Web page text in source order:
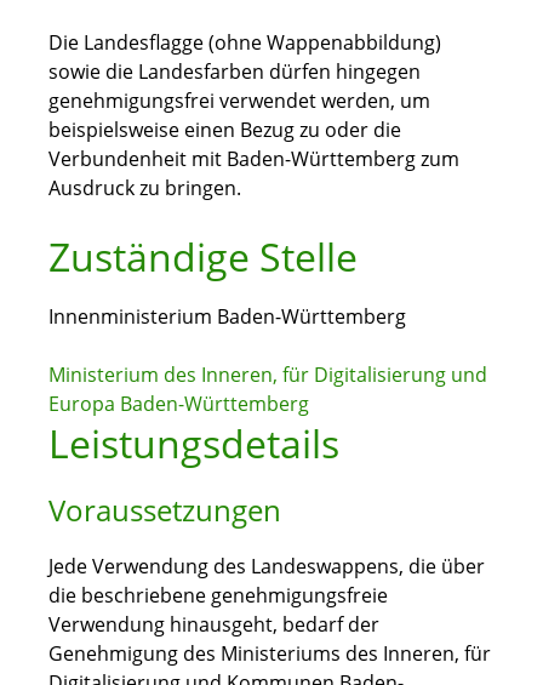
Die Landesflagge (ohne Wappenabbildung)
sowie die Landesfarben dürfen hingegen
genehmigungsfrei verwendet werden, um
beispielsweise einen Bezug zu oder die
Verbundenheit mit Baden-Württemberg zum
Ausdruck zu bringen.
Zuständige Stelle
Innenministerium Baden-Württemberg
Ministerium des Inneren, für Digitalisierung und
Europa Baden-Württemberg
Leistungsdetails
Voraussetzungen
Jede Verwendung des Landeswappens, die über
die beschriebene genehmigungsfreie
Verwendung hinausgeht, bedarf der
Genehmigung des Ministeriums des Inneren, für